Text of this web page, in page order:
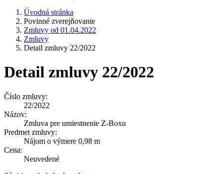
Úvodná stránka
Povinné zverejňovanie
Zmluvy od 01.04.2022
Zmluvy
Detail zmluvy 22/2022
Detail zmluvy 22/2022
Číslo zmluvy:
22/2022
Názov:
Zmluva pre umiestnenie Z-Boxu
Predmet zmluvy:
Nájom o výmere 0,98 m
Cena:
Neuvedené